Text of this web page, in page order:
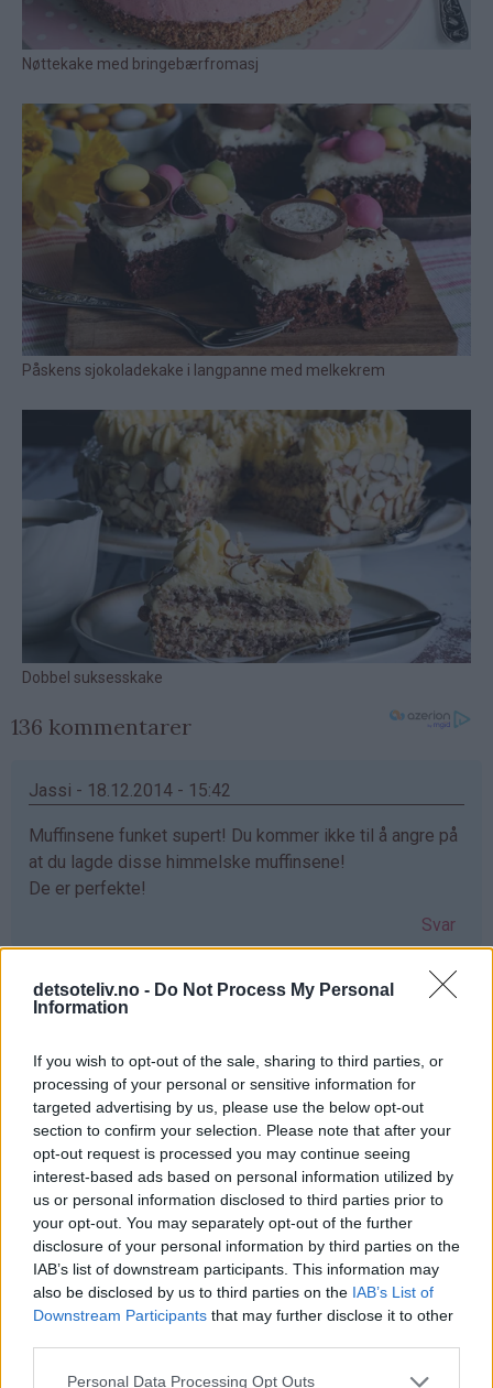
detsoteliv.no - Do Not Process My Personal
Information
If you wish to opt-out of the sale, sharing to third parties, or
processing of your personal or sensitive information for
targeted advertising by us, please use the below opt-out
section to confirm your selection. Please note that after your
opt-out request is processed you may continue seeing
interest-based ads based on personal information utilized by
us or personal information disclosed to third parties prior to
your opt-out. You may separately opt-out of the further
disclosure of your personal information by third parties on the
IAB’s list of downstream participants. This information may
also be disclosed by us to third parties on the IAB’s List of
Downstream Participants that may further disclose it to other
Personal Data Processing Opt Outs
136 kommentarer
Jassi - 18.12.2014 - 15:42
Muffinsene funket supert! Du kommer ikke til å angre på
at du lagde disse himmelske muffinsene!
De er perfekte!
Svar
Adele - 04.06.2015 - 15:11
svar
på
av
Jassi
(ikke
bekreftet)
og bake og disse muffinsene var kjempe gode. klem
adele
Svar
Anonym - 08.12.2020 - 19:07
Som
svar
på
av
Adele
(ikke
Jeg skal bake til klassen min var muffinsene e
veldig gode
Svar
Isabell - 17.07.2017 - 16:24